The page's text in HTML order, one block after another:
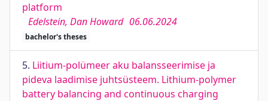
platform
Edelstein, Dan Howard 06.06.2024
bachelor's theses
5. Liitium-polümeer aku balansseerimise ja
pideva laadimise juhtsüsteem. Lithium-polymer
battery balancing and continuous charging